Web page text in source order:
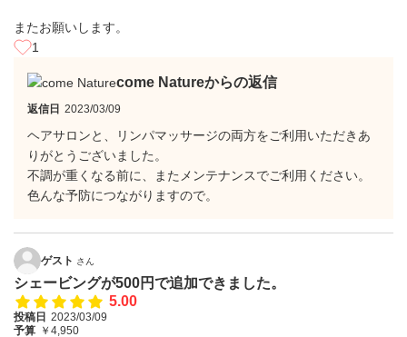
またお願いします。
1
come Natureからの返信
返信日 2023/03/09
ヘアサロンと、リンパマッサージの両方をご利用いただきあ
りがとうございました。
不調が重くなる前に、またメンテナンスでご利用ください。
色んな予防につながりますので。
ゲスト さん
シェービングが500円で追加できました。
5.00
投稿日 2023/03/09
予算 ￥4,950